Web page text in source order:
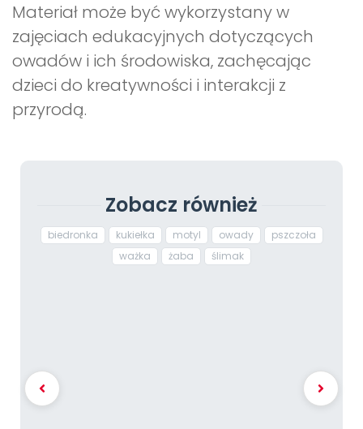
Materiał może być wykorzystany w
zajęciach edukacyjnych dotyczących
owadów i ich środowiska, zachęcając
dzieci do kreatywności i interakcji z
przyrodą.
Zobacz również
biedronka kukiełka motyl owady
pszczoła
ważka
żaba ślimak